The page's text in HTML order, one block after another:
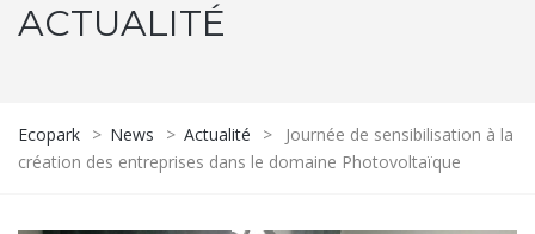
ACTUALITÉ
Ecopark > News > Actualité >
Journée de sensibilisation à la
création des entreprises dans le domaine Photovoltaïque